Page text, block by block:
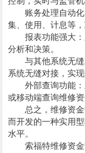
账务处理自动
集、使用、计息等
报表功能强大
分析和决策。
与其他系统无
系统无缝对接，实
外部查询功能
或移动端查询维修资
总之，维修资
而开发的一种实用
水平。
索福特维修资